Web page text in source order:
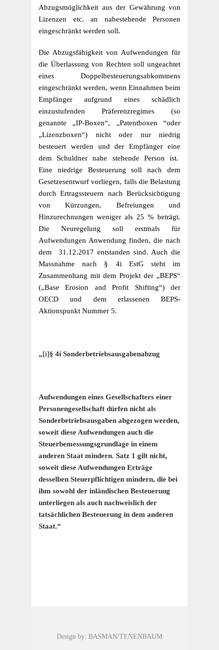
Abzugsmöglichkeit aus der Gewährung von
Lizenzen etc. an nahestehende Personen
eingeschränkt werden soll.
Die Abzugsfähigkeit von Aufwendungen für
die Überlassung von Rechten soll ungeachtet
eines Doppelbesteuerungsabkommens
eingeschränkt werden, wenn Einnahmen beim
Empfänger aufgrund eines schädlich
einzustufenden Präferenzregimes (so
genannte „IP-Boxen“, „Patentboxen “oder
„Lizenzboxen“) nicht oder nur niedrig
besteuert werden und der Empfänger eine
dem Schuldner nahe stehende Person ist.
Eine niedrige Besteuerung soll nach dem
Gesetzesentwurf vorliegen, falls die Belastung
durch Ertragssteuern nach Berücksichtigung
von Kürzungen, Befreiungen und
Hinzurechnungen weniger als 25 % beträgt.
Die Neuregelung soll erstmals für
Aufwendungen Anwendung finden, die nach
dem 31.12.2017 entstanden sind. Auch die
Massnahme nach § 4i EstG steht im
Zusammenhang mit dem Projekt der „BEPS“
(„Base Erosion and Profit Shifting“) der
OECD und dem erlassenen BEPS-
Aktionspunkt Nummer 5.
„[i]§ 4i Sonderbetriebsausgabenabzug
Aufwendungen eines Gesellschafters einer
Personengesellschaft dürfen nicht als
Sonderbetriebsausgaben abgezogen werden,
soweit diese Aufwendungen auch die
Steuerbemessungsgrundlage in einem
anderen Staat mindern. Satz 1 gilt nicht,
soweit diese Aufwendungen Erträge
desselben Steuerpflichtigen mindern, die bei
ihm sowohl der inländischen Besteuerung
unterliegen als auch nachweislich der
tatsächlichen Besteuerung in dem anderen
Staat.“
Design by: BASMAN/TENENBAUM